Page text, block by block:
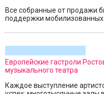
Все собранные от продажи
поддержки мобилизованных
Европейские гастроли
музыкального театра
Каждое выступление